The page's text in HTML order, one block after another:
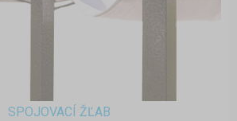
SPOJOVACÍ ŽĽAB